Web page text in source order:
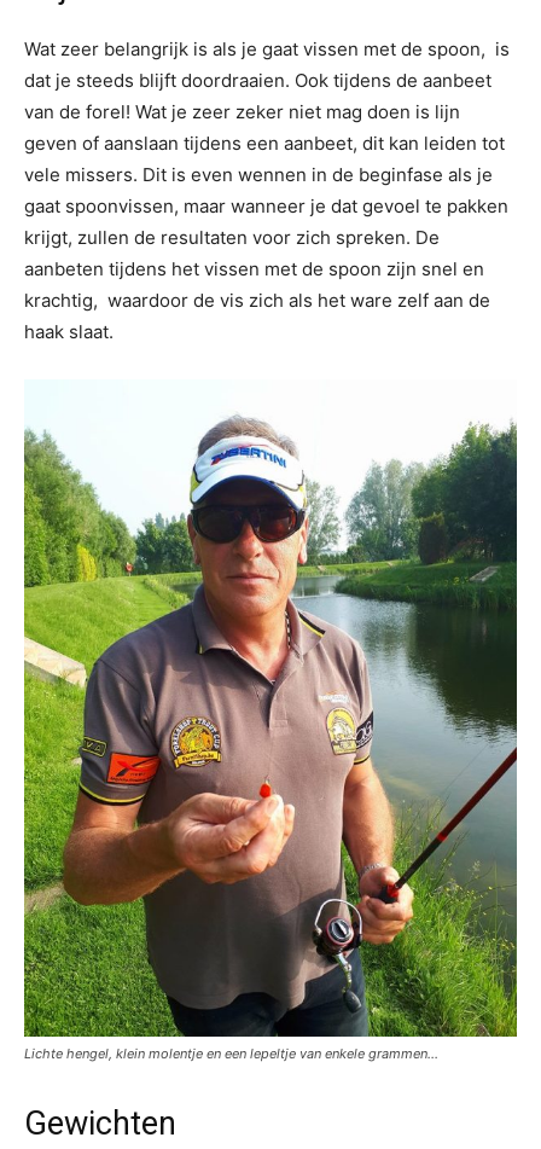
Wat zeer belangrijk is als je gaat vissen met de spoon, is
dat je steeds blijft doordraaien. Ook tijdens de aanbeet
van de forel! Wat je zeer zeker niet mag doen is lijn
geven of aanslaan tijdens een aanbeet, dit kan leiden tot
vele missers. Dit is even wennen in de beginfase als je
gaat spoonvissen, maar wanneer je dat gevoel te pakken
krijgt, zullen de resultaten voor zich spreken. De
aanbeten tijdens het vissen met de spoon zijn snel en
krachtig, waardoor de vis zich als het ware zelf aan de
haak slaat.
Lichte hengel, klein molentje en een lepeltje van enkele grammen…
Gewichten